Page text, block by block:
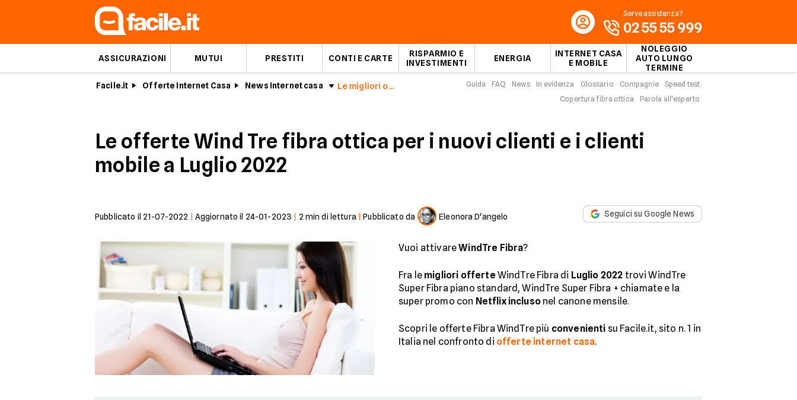
ASSICURAZIONI MUTUI PRESTITI CONTI E CARTE
RISPARMIO E
INVESTIMENTI
ENERGIA
INTERNET CASA
E MOBILE
NOLEGGIO
AUTO LUNGO
TERMINE
Serve assistenza?
02 55 55 999
Facile.it Offerte Internet Casa News Internet casa Le migliori offerte WindTre Fibra di Luglio 2022 Guida FAQ News In evidenza Glossario Compagnie
Speed test
Copertura fibra ottica
Parola all'esperto
Le offerte Wind Tre fibra ottica per i nuovi clienti e i clienti
mobile a Luglio 2022
Pubblicato il 21-07-2022 Aggiornato il 24-01-2023 2 min di lettura |Pubblicato da Eleonora D'angelo Seguici su Google News
Vuoi attivareWindTre Fibra?
Fra le migliori offerte WindTre Fibra di Luglio 2022 trovi WindTre
Super Fibra piano standard, WindTre Super Fibra + chiamate e la
super promo con Netflix inclusonel canone mensile.
Scopri le offerte Fibra WindTre più convenienti su Facile.it, sito n. 1 in
Italia nel confronto di offerte internet casa.